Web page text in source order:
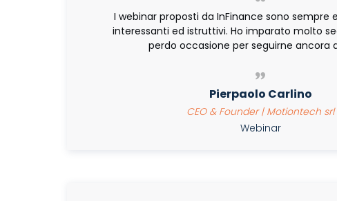
I webinar proposti da InFinance sono sempre
interessanti ed istruttivi. Ho imparato molto
perdo occasione per seguirne ancora
Pierpaolo Carlino
CEO & Founder | Motiontech srl
Webinar